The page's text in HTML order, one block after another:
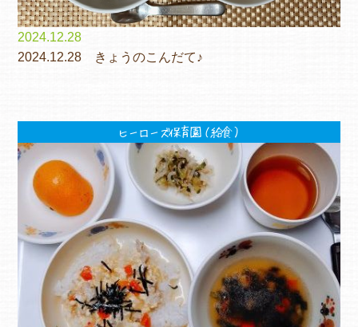
在園児保護者の方へ
採用情報
よくあるご質問
ヒーローズ保育園
ヒーローズきっず園田
2024.12.28
2024.12.28 きょうのこんだて♪
ヒーローズ保育園（給食）